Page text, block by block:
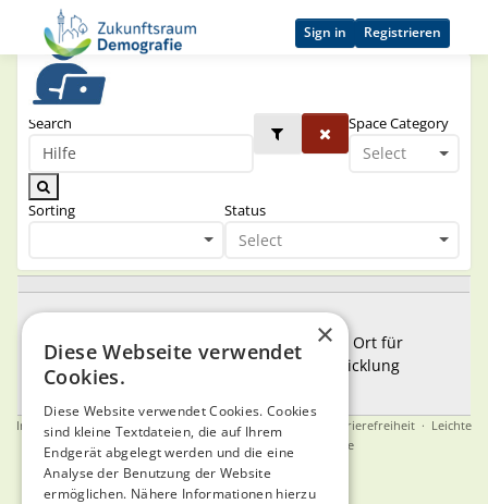
Sign in Registrieren
Spaces
Search Space Category
Select
Sorting Status
Select
Hilfe & Feedback
Unterstützung bei technischen Problemen, Ort für
Feedback und Anregungen zur Weiterentwicklung
Impressum · Datenschutz · Nutzungsbedingungen Barrierefreiheit · Leichte
Sprache
· ·Gebärdensprache
×
Diese Webseite verwendet
Cookies.
Diese Website verwendet Cookies. Cookies
sind kleine Textdateien, die auf Ihrem
Endgerät abgelegt werden und die eine
Analyse der Benutzung der Website
ermöglichen. Nähere Informationen hierzu